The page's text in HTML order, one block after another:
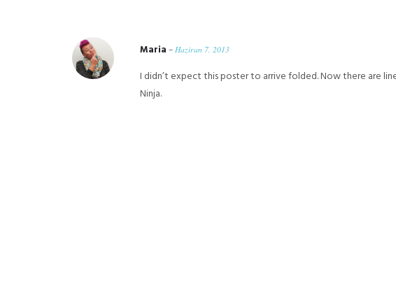
Maria – Haziran 7, 2013
I didn’t expect this poster to arrive folded. Now there are
Ninja.